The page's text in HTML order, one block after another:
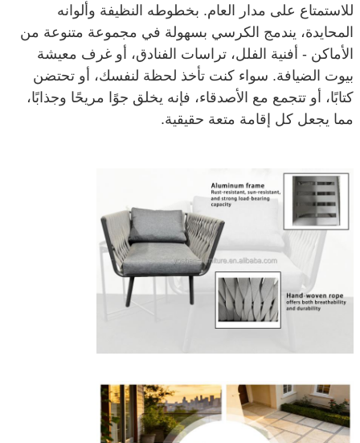
اترك رسالة
للاستمتاع على مدار العام. بخطوطه النظيفة وألوانه
المحايدة، يندمج الكرسي بسهولة في مجموعة متنوعة من
الأماكن - أفنية الفلل، تراسات الفنادق، أو غرف معيشة
بيوت الضيافة. سواء كنت تأخذ لحظة لنفسك، أو تحتضن
كتابًا، أو تتجمع مع الأصدقاء، فإنه يخلق جوًا مريحًا وجذابًا،
مما يجعل كل إقامة متعة حقيقية.